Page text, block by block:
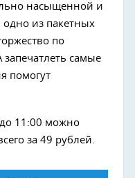
насыщенной и
из пакетных
по
самые
помогут
11:00 можно
за 49 рублей.